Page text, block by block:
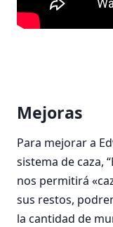
Mejoras
Para mejorar a
sistema de caza,
nos permitirá
sus restos,
la cantidad de